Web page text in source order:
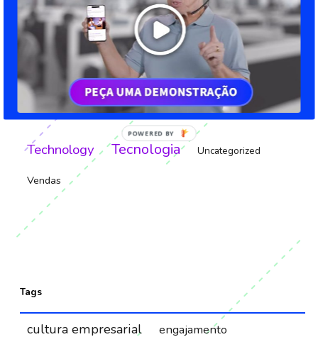
Home Office Innovation Inovação
Leadership Liderança Market
Material rico Mercado Outros
Technology Tecnologia Uncategorized
Vendas
Tags
cultura empresarial engajamento